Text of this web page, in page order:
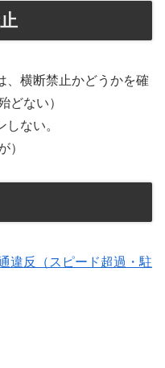
、横断禁止かどうかを確
どない）
ない。
）
違反（スピード超過・駐